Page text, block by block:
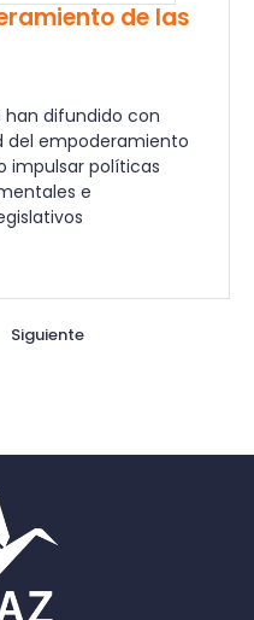
de las
difundido con
del empoderamiento
impulsar políticas
e
Siguiente